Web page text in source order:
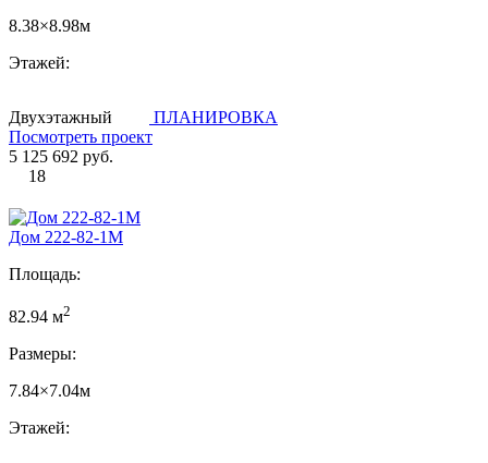
8.38×8.98м
Этажей:
Двухэтажный
ПЛАНИРОВКА
Посмотреть проект
5 125 692 руб.
18
Дом 222-82-1М
Площадь:
82.94 м2
Размеры:
7.84×7.04м
Этажей: